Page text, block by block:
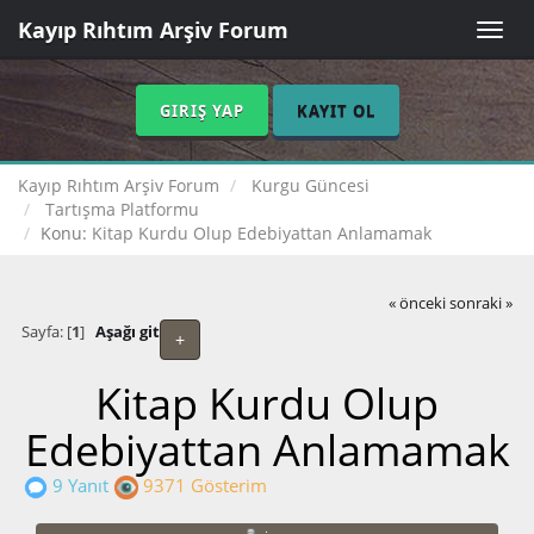
Toggle
Kayıp Rıhtım Arşiv Forum
GIRIŞ YAP KAYIT OL
Kayıp Rıhtım Arşiv Forum
Kurgu Güncesi
Tartışma Platformu
Konu: Kitap Kurdu Olup Edebiyattan Anlamamak
« önceki sonraki »
+
Sayfa: [1] Aşağı git
Kitap Kurdu Olup
Edebiyattan Anlamamak
9 Yanıt 9371 Gösterim